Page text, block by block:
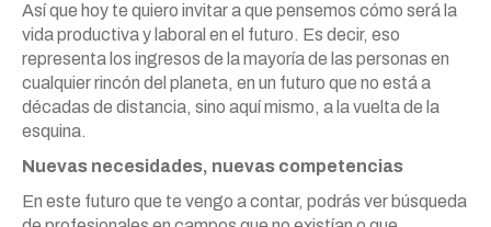
Así que hoy te quiero invitar a que pensemos cómo será la
vida productiva y laboral en el futuro. Es decir, eso
representa los ingresos de la mayoría de las personas en
cualquier rincón del planeta, en un futuro que no está a
décadas de distancia, sino aquí mismo, a la vuelta de la
esquina.
Nuevas necesidades, nuevas competencias
En este futuro que te vengo a contar, podrás ver búsqueda